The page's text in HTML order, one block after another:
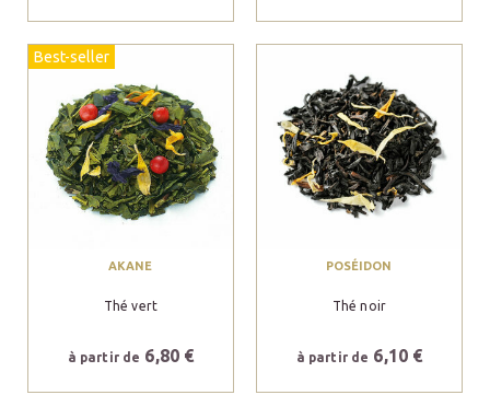
Best-seller
AKANE
Thé vert
à partir de 6,80 €
POSÉIDON
Thé noir
à partir de 6,10 €